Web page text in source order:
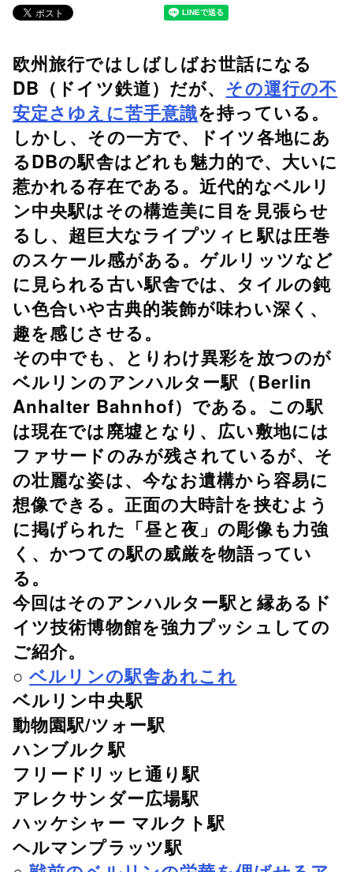
欧州旅行ではしばしばお世話になる
DB（ドイツ鉄道）だが、 その運行の不
安定さゆえに苦手意識を持っている。
しかし、その一方で、ドイツ各地にあ
るDBの駅舎はどれも魅力的で、大いに
惹かれる存在である。近代的なベルリ
ン中央駅はその構造美に目を見張らせ
るし、超巨大なライプツィヒ駅は圧巻
のスケール感がある。ゲルリッツなど
に見られる古い駅舎では、タイルの鈍
い色合いや古典的装飾が味わい深く、
趣を感じさせる。
その中でも、とりわけ異彩を放つのが
ベルリンのアンハルター駅（Berlin
Anhalter Bahnhof）である。この駅
は現在では廃墟となり、広い敷地には
ファサードのみが残されているが、そ
の壮麗な姿は、今なお遺構から容易に
想像できる。正面の大時計を挟むよう
に掲げられた「昼と夜」の彫像も力強
く、かつての駅の威厳を物語ってい
る。
今回はそのアンハルター駅と縁あるド
イツ技術博物館を強力プッシュしての
ご紹介。
○ベルリンの駅舎あれこれ
ベルリン中央駅
動物園駅/ツォー駅
ハンブルク駅
フリードリッヒ通り駅
アレクサンダー広場駅
ハッケシャー マルクト駅
ヘルマンプラッツ駅